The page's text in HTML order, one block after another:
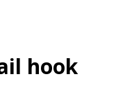
hook